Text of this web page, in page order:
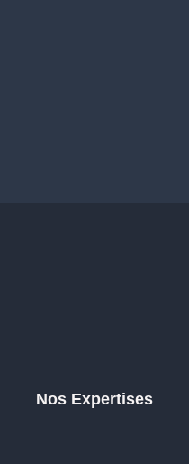
Nos Expertises